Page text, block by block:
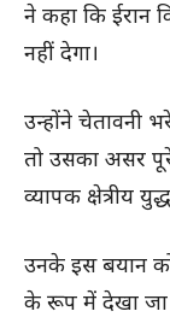
ने कहा कि ईरान
नहीं देगा।
उन्होंने चेतावनी
तो उसका असर
व्यापक क्षेत्रीय
उनके इस बयान
के रूप में देखा जा